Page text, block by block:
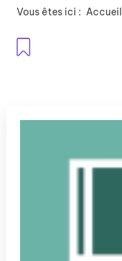
Vous êtes ici : Accueil